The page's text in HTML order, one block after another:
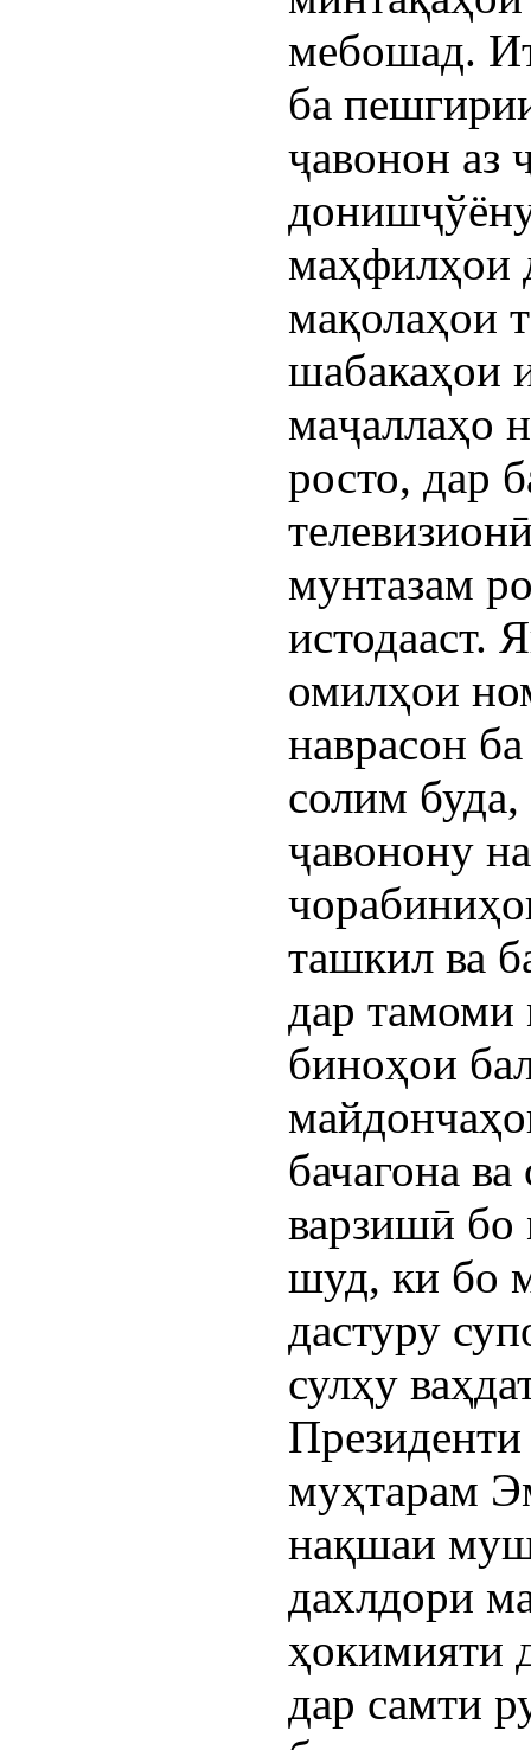
мебошад.
ба
ҷавонон аз
маҳфилҳои
мақолаҳои
шабакаҳои
маҷаллаҳо
росто, дар
мунтазам
истодааст.
омилҳои
наврасон
солим
ҷавонону
ташкил ва
дар тамоми
биноҳои
бачагона
варзишӣ бо
шуд, ки бо
дастуру
сулҳу
муҳтарам
нақшаи
дахлдори
ҳокимияти
дар самти